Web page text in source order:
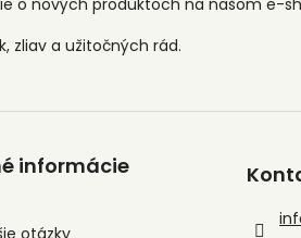
o nových produktoch na našom e-
informácie
otázky